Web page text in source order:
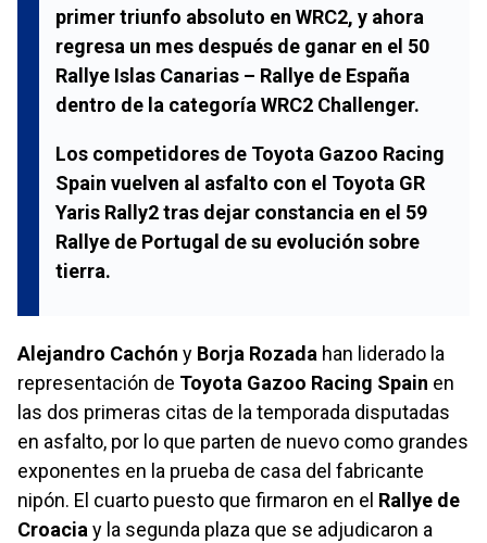
primer triunfo absoluto en WRC2, y ahora
regresa un mes después de ganar en el 50
Rallye Islas Canarias – Rallye de España
dentro de la categoría WRC2 Challenger.
Los competidores de Toyota Gazoo Racing
Spain vuelven al asfalto con el Toyota GR
Yaris Rally2tras dejar constancia en el 59
Rallye de Portugal de su evolución sobre
tierra.
Alejandro Cachón y Borja Rozada han liderado la
representación de Toyota Gazoo Racing Spain en
las dos primeras citas de la temporada disputadas
en asfalto, por lo que parten de nuevo como grandes
exponentes en la prueba de casa del fabricante
nipón. El cuarto puesto que firmaron en el Rallye de
Croacia y la segunda plaza que se adjudicaron a